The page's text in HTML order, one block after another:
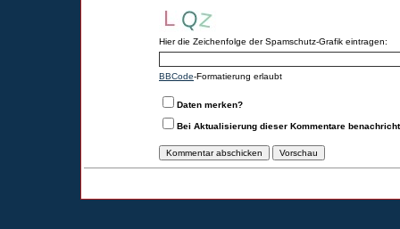
Hier die Zeichenfolge der Spamschutz-Grafik eintragen:
BBCode-Formatierung erlaubt
Daten merken?
Bei Aktualisierung dieser Kommentare